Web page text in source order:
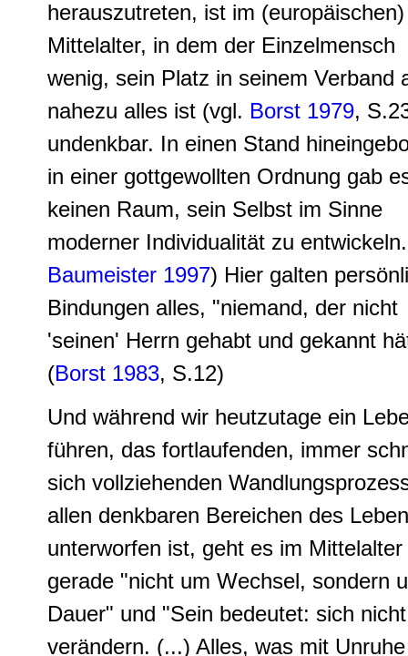
herauszutreten, ist im (europäischen)
Mittelalter, in dem der Einzelmensch
wenig, sein Platz in seinem Verband
nahezu alles ist (vgl. Borst 1979,
undenkbar. In einen Stand
in einer gottgewollten Ordnung gab
keinen Raum, sein Selbst im Sinne
moderner Individualität zu
Baumeister 1997) Hier galten
Bindungen alles, "niemand, der nicht
'seinen' Herrn gehabt und gekannt
(Borst 1983, S.12)
Und während wir heutzutage ein
führen, das fortlaufenden, immer
sich vollziehenden
allen denkbaren Bereichen des
unterworfen ist, geht es im Mittelalter
gerade "nicht um Wechsel, sondern
Dauer" und "Sein bedeutet: sich nicht
verändern. (...) Alles, was mit